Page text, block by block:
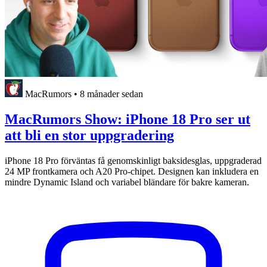
MacRumors • 8 månader sedan
MacRumors Show: iPhone 18 Pro ser ut
att bli en stor uppgradering
iPhone 18 Pro förväntas få genomskinligt baksidesglas, uppgraderad
24 MP frontkamera och A20 Pro-chipet. Designen kan inkludera en
mindre Dynamic Island och variabel bländare för bakre kameran.